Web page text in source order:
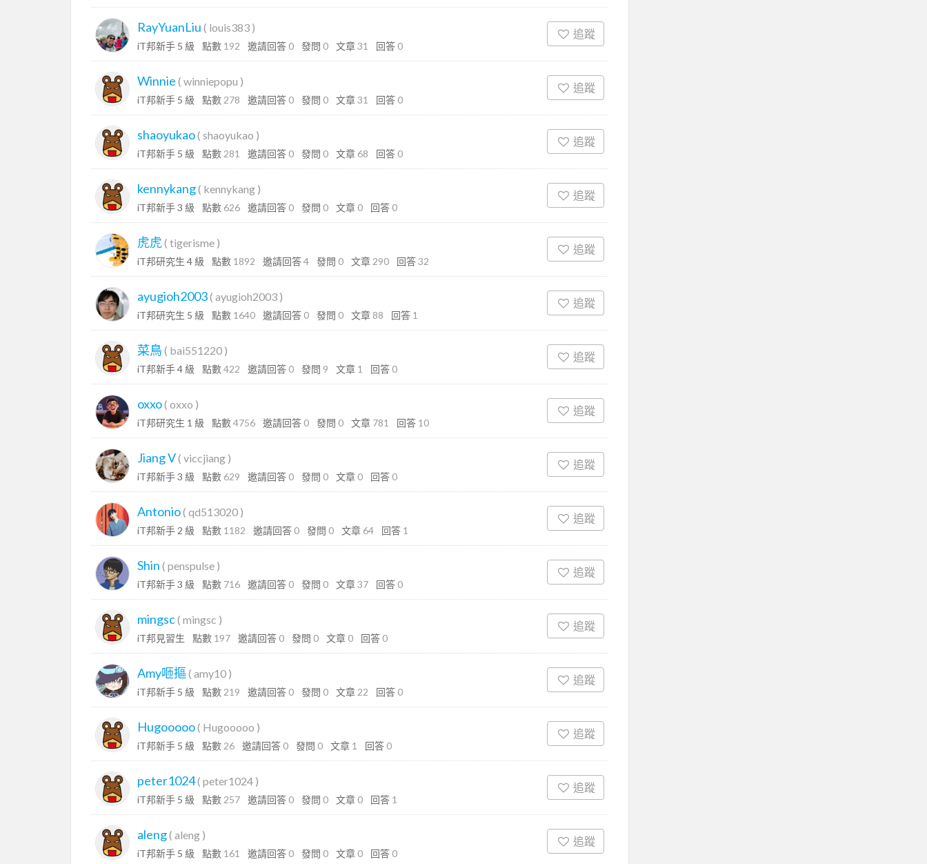
RayYuanLiu ( louis383 )
iT邦新手 5 級 點數 192 邀請回答 0 發問 0 文章31 回答 0
追蹤
Winnie ( winniepopu )
iT邦新手 5 級 點數 278 邀請回答 0 發問 0 文章31 回答 0
追蹤
shaoyukao( shaoyukao )
iT邦新手 5 級 點數 281 邀請回答 0 發問 0 文章 68 回答 0
追蹤
kennykang( kennykang )
iT邦新手 3 級 點數 626 邀請回答 0 發問 0 文章 0 回答 0
追蹤
虎虎( tigerisme )
iT邦研究生 4 級 點數 1892 邀請回答4 發問 0 文章 290 回答32
追蹤
ayugioh2003( ayugioh2003 )
iT邦研究生 5 級 點數 1640 邀請回答 0 發問 0 文章 88 回答 1
追蹤
菜鳥 ( bai551220 )
iT邦新手 4 級 點數422 邀請回答 0 發問 9 文章 1 回答 0
追蹤
oxxo( oxxo )
iT邦研究生 1 級 點數4756 邀請回答 0 發問 0 文章 781 回答 10
追蹤
Jiang V( viccjiang )
iT邦新手 3 級 點數 629 邀請回答 0 發問 0 文章 0 回答 0
追蹤
Antonio( qd513020 )
iT邦新手 2 級 點數 1182 邀請回答 0 發問 0 文章 64 回答 1
追蹤
Shin ( penspulse )
iT邦新手 3 級 點數 716 邀請回答 0 發問 0 文章37 回答 0
追蹤
mingsc( mingsc )
iT邦見習生 點數 197 邀請回答 0 發問 0 文章 0 回答 0
追蹤
Amy咂摳 ( amy10 )
iT邦新手 5 級 點數 219 邀請回答 0 發問 0 文章 22 回答 0
追蹤
Hugooooo( Hugooooo )
iT邦新手 5 級 點數 26 邀請回答 0 發問 0 文章 1 回答 0
追蹤
peter1024( peter1024 )
iT邦新手 5 級 點數 257 邀請回答 0 發問 0 文章 0 回答 1
追蹤
aleng( aleng )
iT邦新手 5 級 點數 161 邀請回答 0 發問 0 文章 0 回答 0
追蹤